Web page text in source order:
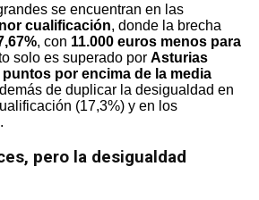
se encuentran en las
cualificación, donde la brecha
, con 11.000 euros menos para
solo es superado por Asturias
puntos por encima de la media
de duplicar la desigualdad en
(17,3%) y en los
pero la desigualdad